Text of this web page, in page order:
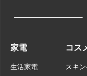
家電
生活家電
コス
スキ